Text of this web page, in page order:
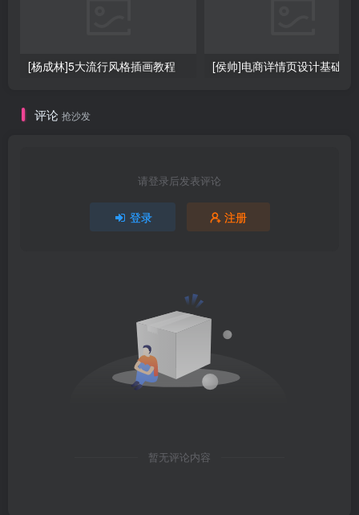
[杨成林]5大流行风格插画教程 [侯帅]电商详情页设计基础
评论 抢沙发
请登录后发表评论
登录 注册
暂无评论内容